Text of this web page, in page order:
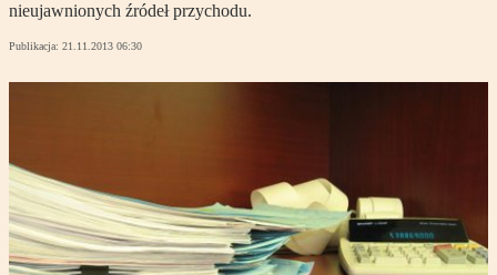
nieujawnionych źródeł przychodu.
Publikacja: 21.11.2013 06:30